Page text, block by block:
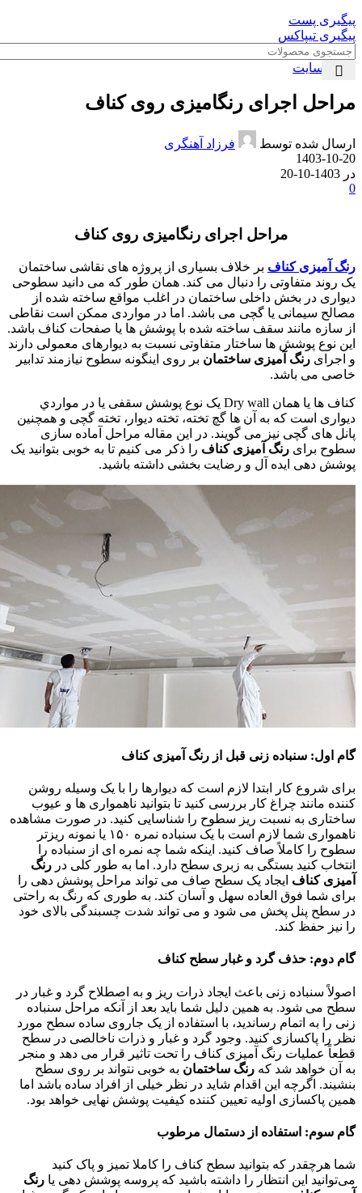
پیگیری پست
پیگیری تیپاکس
وبلاگ سایت
مراحل اجرای رنگامیزی روی کناف
ارسال شده توسط
فرزاد آهنگری
1403-10-20
در 1403-10-20
0
مراحل اجرای رنگامیزی روی کناف
رنگ آمیزی کناف بر خلاف بسیاری از پروژه های نقاشی ساختمان
یک روند متفاوتی را دنبال می کند. همان طور که می دانید سطوحی
دیواری در بخش داخلی ساختمان در اغلب مواقع ساخته شده از
مصالح سیمانی یا گچی می باشد. اما در مواردی ممکن است نقاطی
از سازه مانند سقف ساخته شده با پوشش ها یا صفحات کناف باشد.
این نوع پوشش ها ساختار متفاوتی نسبت به دیوارهای معمولی دارند
و اجرای رنگ آمیزی ساختمان بر روی اینگونه سطوح نیازمند تدابیر
خاصی می باشد.
کناف ها یا همان Dry wall یک نوع پوشش سقفی یا در مواردي
دیواری است که به آن ها گچ تخته، تخته دیوار، تخته گچی و همچنین
پانل های گچی نیز می گویند. در این مقاله مراحل آماده سازی
سطوح برای رنگ آمیزی کناف را ذکر می کنیم تا به خوبی بتوانید یک
پوشش دهی ایده آل و رضایت بخشی داشته باشید.
گام اول: سنباده زنی قبل از رنگ آمیزی کناف
برای شروع کار ابتدا لازم است که دیوارها را با یک وسیله روشن
کننده مانند چراغ کار بررسی کنید تا بتوانید ناهمواری ها و عیوب
ساختاری به نسبت ریز سطوح را شناسایی کنید. در صورت مشاهده
ناهمواری شما لازم است با یک سنباده نمره ۱۵۰ یا نمونه ریزتر
سطوح را کاملاً صاف کنید. اینکه شما چه نمره ای از سنباده را
انتخاب کنید بستگی به زبری سطح دارد. اما به طور کلی در رنگ
آمیزی کناف ایجاد یک سطح صاف می تواند مراحل پوشش دهی را
برای شما فوق العاده سهل و آسان کند. به طوری که رنگ به راحتی
در سطح پنل پخش می شود و می تواند شدت چسبندگی بالای خود
را نیز حفظ کند.
گام دوم: حذف گرد و غبار سطح کناف
اصولاً سنباده زنی باعث ایجاد ذرات ریز و به اصطلاح گرد و غبار در
سطح می شود. به همین دلیل شما باید بعد از آنکه مراحل سنباده
زنی را به اتمام رساندید، با استفاده از یک جاروی ساده سطح مورد
نظر را پاکسازی کنید. وجود گرد و غبار و ذرات ناخالصی در سطح
قطعاً عملیات رنگ آمیزی کناف را تحت تاثیر قرار می دهد و منجر
به آن خواهد شد که رنگ ساختمان به خوبی نتواند بر روی سطح
بنشیند. اگرچه این اقدام شاید در نظر خیلی از افراد ساده باشد اما
همین پاکسازی اولیه تعیین کننده کیفیت پوشش نهایی خواهد بود.
گام سوم: استفاده از دستمال مرطوب
شما هرچقدر که بتوانید سطح کناف را کاملا تمیز و پاک کنید
می‌توانید این انتظار را داشته باشید که پروسه پوشش دهی یا رنگ